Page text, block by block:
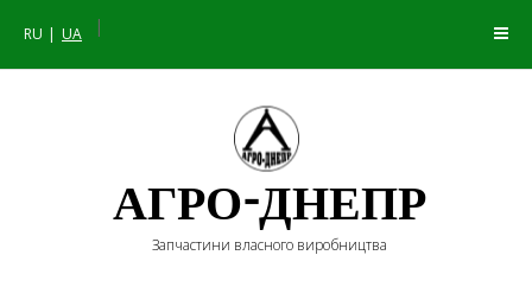
RU UA |
АГРО-ДНЕПР
Запчастини власного виробництва